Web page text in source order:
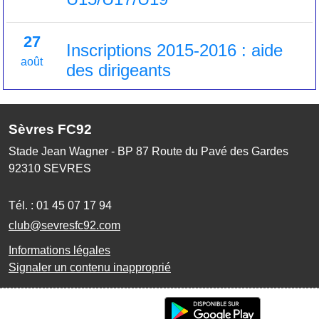
27
août
Inscriptions 2015-2016 : aide
des dirigeants
Sèvres FC92
Stade Jean Wagner - BP 87 Route du Pavé des Gardes
92310 SEVRES
Tél. : 01 45 07 17 94
club@sevresfc92.com
Informations légales
Signaler un contenu inapproprié